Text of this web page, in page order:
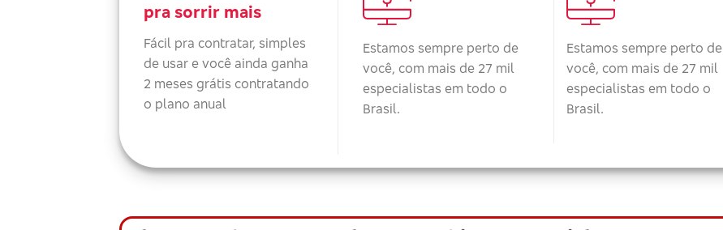
pra sorrir mais
Fácil pra contratar, simples
de usar e você ainda ganha
2 meses grátis contratando
o plano anual
Estamos sempre perto de
você, com mais de 27 mil
especialistas em todo o
Brasil.
Estamos sempre perto de
você, com mais de 27 mil
especialistas em todo o
Brasil.